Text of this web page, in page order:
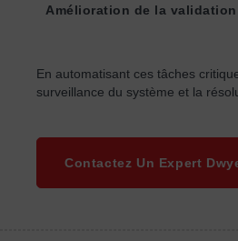
Amélioration de la
En automatisant ces tâches
surveillance du système et la
Contactez Un Expert